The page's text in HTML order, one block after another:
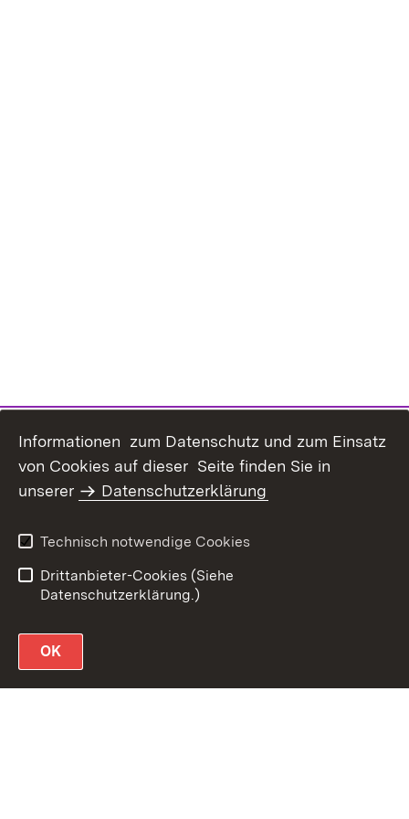
Informationen zum Datenschutz und zum Einsatz
von Cookies auf dieser Seite finden Sie in
unserer
Datenschutzerklärung
Technisch notwendige Cookies
Drittanbieter-Cookies (Siehe
Datenschutzerklärung.)
OK